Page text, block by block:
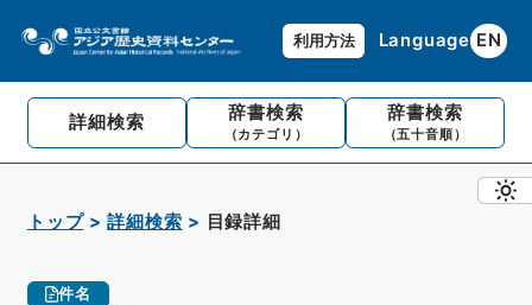
利用方法 Language EN
詳細検索 辞書検索
（カテゴリ）
辞書検索
（五十音順）
トップ 詳細検索 目録詳細
件名